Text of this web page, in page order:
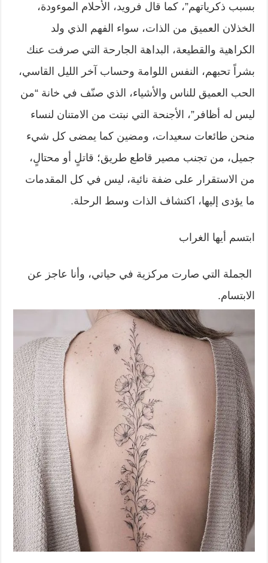
بسبب ذكرياتهم”، كما قال فرويد، الأحلام الموءودة،
الخذلان العميق من الذات، سواء الفهم الذي ولد
الكراهية والقطيعة، البداهة الجارحة التي صرفت عنك
بشراً تحبهم، النفس اللوامة وحساب آخر الليل القاسي،
الحب العميق للناس والأشياء، الذي صنّف في خانة “من
ليس له أظافر”، الأجنحة التي نبتت من الامتنان لنساء
منحن طائعات سعيدات، ومضين كما يمضى كل شيء
جميل، من تجنب مصير قاطع طريق؛ قاتلٍ أو محتالٍ،
من الاستقرار على ضفة نائية، ليس في كل المقدمات
ما يؤدى إليها، اكتشاف الذات وسط الرحلة.
ابتسم أيها الغراب
الجملة التي صارت مركزية في حياتي، وأنا عاجز عن
الابتسام.